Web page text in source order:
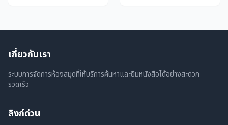
เกี่ยวกับเรา
ระบบการจัดการห้องสมุดที่ให้บริการค้นหาและยืมหนังสือได้อย่างสะดวก
รวดเร็ว
ลิงก์ด่วน